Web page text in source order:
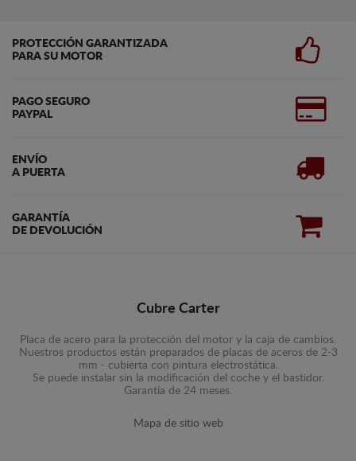
PROTECCIÓN GARANTIZADA
PARA SU MOTOR
PAGO SEGURO
PAYPAL
ENVÍO
A PUERTA
GARANTÍA
DE DEVOLUCIÓN
Cubre Carter
Placa de acero para la protección del motor y la caja de cambios.
Nuestros productos están preparados de placas de aceros de 2-3
mm - cubierta con pintura electrostática.
Se puede instalar sin la modificación del coche y el bastidor.
Garantía de 24 meses.
Mapa de sitio web